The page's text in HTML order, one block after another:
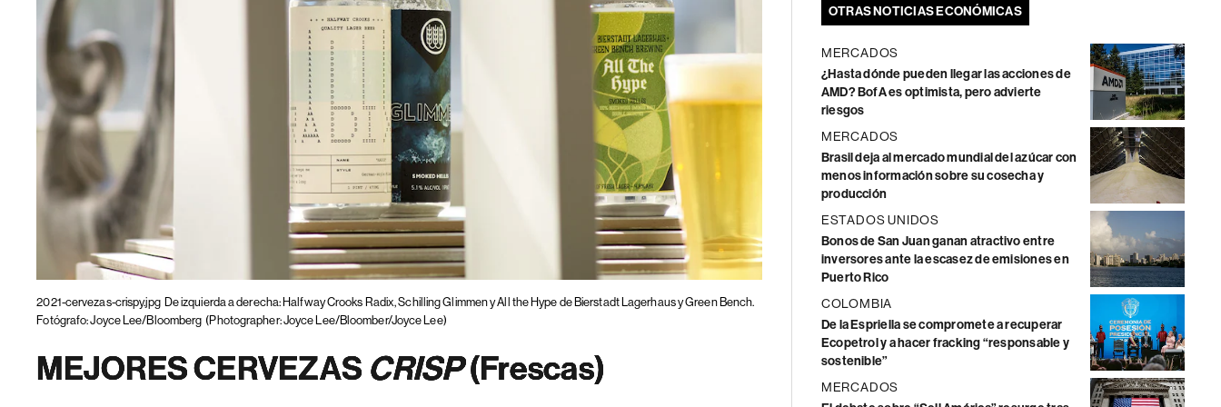
2021-cervezas-crispy.jpg De izquierda a derecha: Halfway Crooks Radix, Schilling Glimmen y All the Hype de Bierstadt Lagerhaus y Green Bench.
Fotógrafo: Joyce Lee/Bloomberg (Photographer: Joyce Lee/Bloomber/Joyce Lee)
MEJORES CERVEZAS CRISP(Frescas)
OTRAS NOTICIAS ECONÓMICAS
MERCADOS
¿Hasta dónde pueden llegar las acciones de
AMD? BofA es optimista, pero advierte
riesgos
MERCADOS
Brasil deja al mercado mundial del azúcar con
menos información sobre su cosecha y
producción
ESTADOS UNIDOS
Bonos de San Juan ganan atractivo entre
inversores ante la escasez de emisiones en
Puerto Rico
COLOMBIA
De la Espriella se compromete a recuperar
Ecopetrol y a hacer fracking “responsable y
sostenible”
MERCADOS